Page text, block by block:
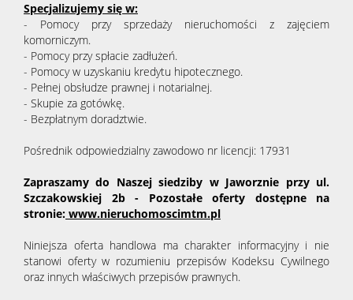
Specjalizujemy się w:
- Pomocy przy sprzedaży nieruchomości z zajęciem
komorniczym.
- Pomocy przy spłacie zadłużeń.
- Pomocy w uzyskaniu kredytu hipotecznego.
- Pełnej obsłudze prawnej i notarialnej.
- Skupie za gotówkę.
- Bezpłatnym doradztwie.
Pośrednik odpowiedzialny zawodowo nr licencji: 17931
Zapraszamy do Naszej siedziby w Jaworznie przy ul.
Szczakowskiej 2b - Pozostałe oferty dostępne na
stronie: www.nieruchomoscimtm.pl
Niniejsza oferta handlowa ma charakter informacyjny i nie
stanowi oferty w rozumieniu przepisów Kodeksu Cywilnego
oraz innych właściwych przepisów prawnych.